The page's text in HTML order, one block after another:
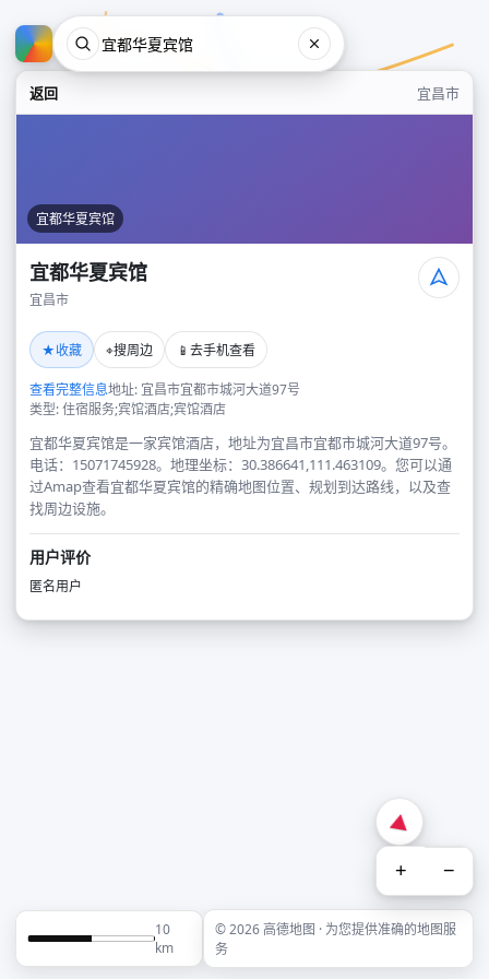
返回 宜昌市
宜都华夏宾馆
宜都华夏宾馆
宜昌市
★收藏 ⌖搜周边 📱 去手机查看
查看完整信息地址: 宜昌市宜都市城河大道97号
类型: 住宿服务;宾馆酒店;宾馆酒店
宜都华夏宾馆是一家宾馆酒店，地址为宜昌市宜都市城河大道97号。
电话：15071745928。地理坐标：30.386641,111.463109。您可以通
过Amap查看宜都华夏宾馆的精确地图位置、规划到达路线，以及查
找周边设施。
用户评价
匿名用户
+ −
10
km
© 2026 高德地图 · 为您提供准确的地图服
务